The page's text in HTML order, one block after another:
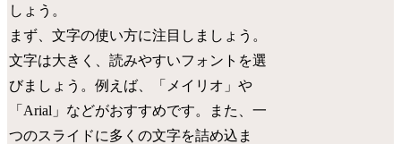
しょう。
まず、文字の使い方に注目しましょう。
文字は大きく、読みやすいフォントを選
びましょう。例えば、「メイリオ」や
「Arial」などがおすすめです。また、一
つのスライドに多くの文字を詰め込ま